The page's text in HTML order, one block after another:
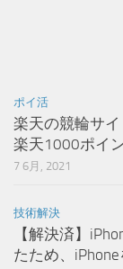
ポイ活
楽天の競輪サ
楽天1000ポイ
7 6月, 2021
技術解決
【解決済】
たため、